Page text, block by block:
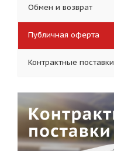
Обмен и возврат
Публичная оферта
Контрактные поставки